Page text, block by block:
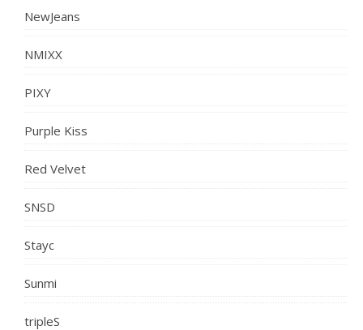
NewJeans
NMIXX
PIXY
Purple Kiss
Red Velvet
SNSD
Stayc
Sunmi
tripleS